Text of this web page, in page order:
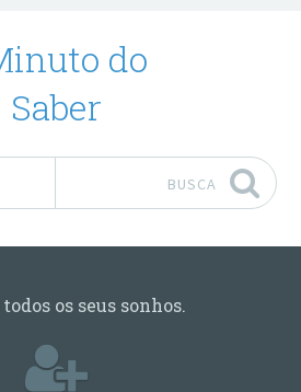
BUSCA
os seus sonhos.